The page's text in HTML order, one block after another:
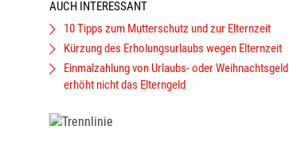
AUCH INTERESSANT
10 Tipps zum Mutterschutz und zur Elternzeit
Kürzung des Erholungsurlaubs wegen Elternzeit
Einmalzahlung von Urlaubs- oder Weihnachtsgeld
erhöht nicht das Elterngeld